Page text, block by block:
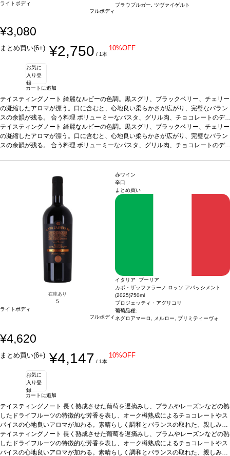
ライトボディ
フルボディ
ブラウブルガー, ツヴァイゲルト
¥3,080
まとめ買い(6+) ¥2,750 / 1本
10%OFF
お気に
入り登
録
カートに追加
テイスティングノート 綺麗なルビーの色調。黒スグリ、ブラックベリー、チェリー
の凝縮したアロマが漂う。口に含むと、心地良い柔らかさが広がり、完璧なバラン
スの余韻が残る。 合う料理 ボリューミーなパスタ、グリル肉、チョコレートのデ
ザートなどと好相性 葡萄品種ブラウブルガー、ツヴァイゲルト*本ヴィンテージが
在庫切れの場合、在庫があり価格が同様の場合は自動的に次のヴィンテージに変更
されます、ご了承ください。
テイスティングノート 綺麗なルビーの色調。黒スグリ、ブラックベリー、チェリー
の凝縮したアロマが漂う。口に含むと、心地良い柔らかさが広がり、完璧なバラン
スの余韻が残る。 合う料理 ボリューミーなパスタ、グリル肉、チョコレートのデ
在庫あり
5
ライトボディ
フルボディ
赤ワイン
辛口
まとめ買い
イタリア プーリア
カポ・ザッファラーノ ロッソ アパッシメント
(2025)750ml
プロジェッティ・アグリコリ
葡萄品種:
ネグロアマーロ, メルロー, プリミティーヴォ
¥4,620
まとめ買い(6+) ¥4,147 / 1本
10%OFF
お気に
入り登
録
カートに追加
テイスティングノート 長く熟成させた葡萄を遅摘みし、プラムやレーズンなどの熟
したドライフルーツの特徴的な芳香を表し、オーク樽熟成によるチョコレートやス
パイスの心地良いアロマが加わる。素晴らしく調和とバランスの取れた、親しみや
すく心地よい一本。 合う料理ローストした肉料理や、イノシシやシカなどのジビ
エ料理と一緒に飲むのに最適なワインです。 熟した香ばしいハード チーズとの相
性も抜群で、瞑想にぴったりのワインでもあります。葡萄品種ネグロアマーロ、
テイスティングノート 長く熟成させた葡萄を遅摘みし、プラムやレーズンなどの熟
したドライフルーツの特徴的な芳香を表し、オーク樽熟成によるチョコレートやス
パイスの心地良いアロマが加わる。素晴らしく調和とバランスの取れた、親しみや